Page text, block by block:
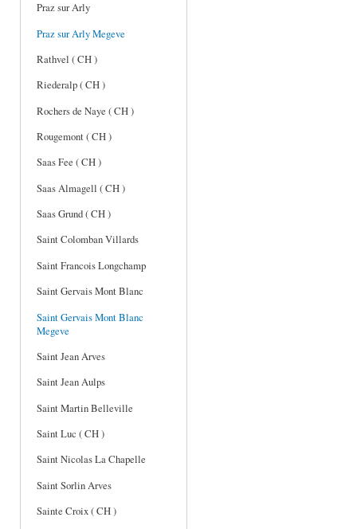
Praz sur Arly
Praz sur Arly Megeve
Rathvel ( CH )
Riederalp ( CH )
Rochers de Naye ( CH )
Rougemont ( CH )
Saas Fee ( CH )
Saas Almagell ( CH )
Saas Grund ( CH )
Saint Colomban Villards
Saint Francois Longchamp
Saint Gervais Mont Blanc
Saint Gervais Mont Blanc
Megeve
Saint Jean Arves
Saint Jean Aulps
Saint Martin Belleville
Saint Luc ( CH )
Saint Nicolas La Chapelle
Saint Sorlin Arves
Sainte Croix ( CH )